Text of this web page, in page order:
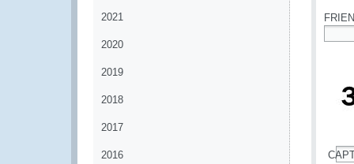
2021
2020
2019
2018
2017
2016